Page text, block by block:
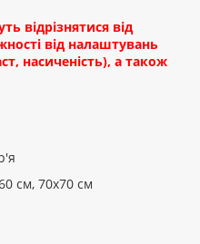
відрізнятися від
від налаштувань
насиченість), а також
см, 70х70 см